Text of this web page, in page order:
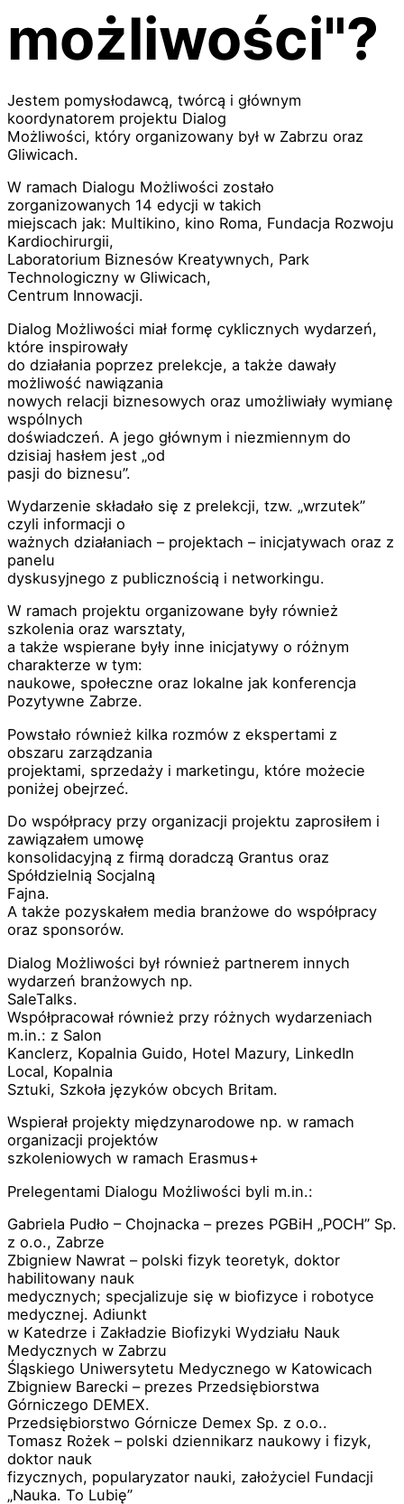
możliwości"?
Jestem pomysłodawcą, twórcą i głównym
koordynatorem projektu Dialog
Możliwości, który organizowany był w Zabrzu oraz
Gliwicach.
W ramach Dialogu Możliwości zostało
zorganizowanych 14 edycji w takich
miejscach jak: Multikino, kino Roma, Fundacja Rozwoju
Kardiochirurgii,
Laboratorium Biznesów Kreatywnych, Park
Technologiczny w Gliwicach,
Centrum Innowacji.
Dialog Możliwości miał formę cyklicznych wydarzeń,
które inspirowały
do działania poprzez prelekcje, a także dawały
możliwość nawiązania
nowych relacji biznesowych oraz umożliwiały wymianę
wspólnych
doświadczeń. A jego głównym i niezmiennym do
dzisiaj hasłem jest „od
pasji do biznesu”.
Wydarzenie składało się z prelekcji, tzw. „wrzutek”
czyli informacji o
ważnych działaniach – projektach – inicjatywach oraz z
panelu
dyskusyjnego z publicznością i networkingu.
W ramach projektu organizowane były również
szkolenia oraz warsztaty,
a także wspierane były inne inicjatywy o różnym
charakterze w tym:
naukowe, społeczne oraz lokalne jak konferencja
Pozytywne Zabrze.
Powstało również kilka rozmów z ekspertami z
obszaru zarządzania
projektami, sprzedaży i marketingu, które możecie
poniżej obejrzeć.
Do współpracy przy organizacji projektu zaprosiłem i
zawiązałem umowę
konsolidacyjną z firmą doradczą Grantus oraz
Spółdzielnią Socjalną
Fajna.
A także pozyskałem media branżowe do współpracy
oraz sponsorów.
Dialog Możliwości był również partnerem innych
wydarzeń branżowych np.
SaleTalks.
Współpracował również przy różnych wydarzeniach
m.in.: z Salon
Kanclerz, Kopalnia Guido, Hotel Mazury, LinkedIn
Local, Kopalnia
Sztuki, Szkoła języków obcych Britam.
Wspierał projekty międzynarodowe np. w ramach
organizacji projektów
szkoleniowych w ramach Erasmus+
Prelegentami Dialogu Możliwości byli m.in.:
Gabriela Pudło – Chojnacka – prezes PGBiH „POCH” Sp.
z o.o., Zabrze
Zbigniew Nawrat – polski fizyk teoretyk, doktor
habilitowany nauk
medycznych; specjalizuje się w biofizyce i robotyce
medycznej. Adiunkt
w Katedrze i Zakładzie Biofizyki Wydziału Nauk
Medycznych w Zabrzu
Śląskiego Uniwersytetu Medycznego w Katowicach
Zbigniew Barecki – prezes Przedsiębiorstwa
Górniczego DEMEX.
Przedsiębiorstwo Górnicze Demex Sp. z o.o..
Tomasz Rożek – polski dziennikarz naukowy i fizyk,
doktor nauk
fizycznych, popularyzator nauki, założyciel Fundacji
„Nauka. To Lubię”